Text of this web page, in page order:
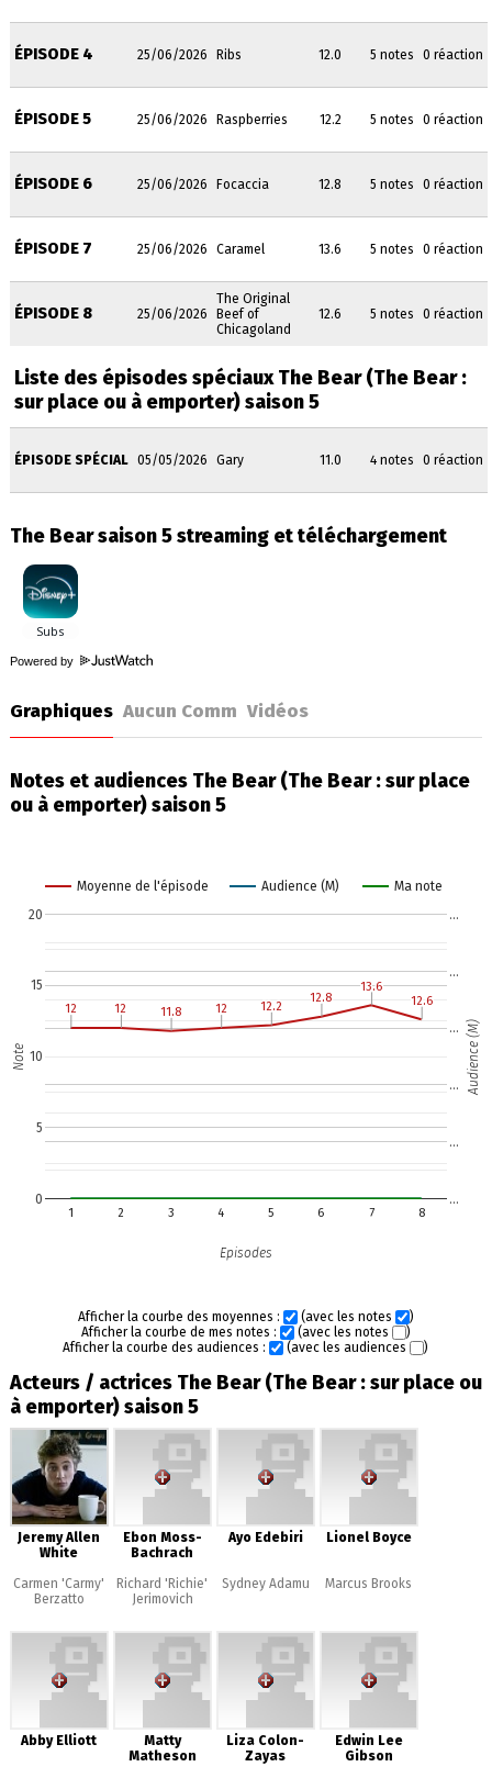
ÉPISODE 4 25/06/2026 Ribs 12.0 5 notes 0 réaction
ÉPISODE 5 25/06/2026 Raspberries 12.2 5 notes 0 réaction
ÉPISODE 6 25/06/2026 Focaccia 12.8 5 notes 0 réaction
ÉPISODE 7 25/06/2026 Caramel 13.6 5 notes 0 réaction
ÉPISODE 8 25/06/2026
The Original
Beef of
Chicagoland
12.6 5 notes 0 réaction
Liste des épisodes spéciaux The Bear (The Bear :
sur place ou à emporter)saison 5
ÉPISODE SPÉCIAL 05/05/2026 Gary 11.0 4 notes 0 réaction
The Bear saison 5 streaming et téléchargement
Powered by
Graphiques Aucun Comm Vidéos
Notes et audiences The Bear (The Bear : sur place
ou à emporter) saison 5
Moyenne de l'épisode Audience (M) Ma note
1 2 3 4 5 6 7 8
0
5
10
15
20
…
…
…
…
…
…
12
12 12
12 11.8
11.8 12
12 12.2
12.2
12.8
12.8
13.6
13.6
12.6
12.6
Episodes
Note Audience (M)
Afficher la courbe des moyennes : (avec les notes
)
Afficher la courbe de mes notes :
(avec les notes
)
Afficher la courbe des audiences :
(avec les audiences )
Acteurs / actrices The Bear (The Bear : sur place ou
à emporter) saison 5
Jeremy Allen
White
Carmen 'Carmy'
Berzatto
Ebon Moss-
Bachrach
Richard 'Richie'
Jerimovich
Ayo Edebiri
Sydney Adamu
Lionel Boyce
Marcus Brooks
Abby Elliott
Matty
Matheson
Liza Colon-
Zayas
Edwin Lee
Gibson